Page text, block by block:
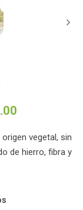
precios:
desde
vegetal, sin
de hierro, fibra y